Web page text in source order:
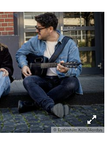
© Erzbistum Köln/Hordys